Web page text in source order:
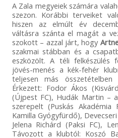
A Zala megyeiek számára
szezon. Korábbi terveiket
hiszen az elmúlt év
váltásra szánta el magát a
szokott – azzal járt, hogy
szakmai stábban és a
eszközölt. A téli felkészülés
jövés-menés a kék-fehér
teljesen más
Érkezett: Fodor Ákos
(Újpest FC), Hudák Martin –
szerepelt (Puskás Akadémia
Kamilla Gyógyfürdő),
Jelena Richárd (Paksi FC),
Távozott a klubtól: Koszó